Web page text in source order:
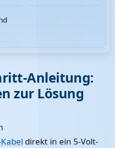
Anleitung:
zur Lösung
Kabel direkt in ein 5-Volt-